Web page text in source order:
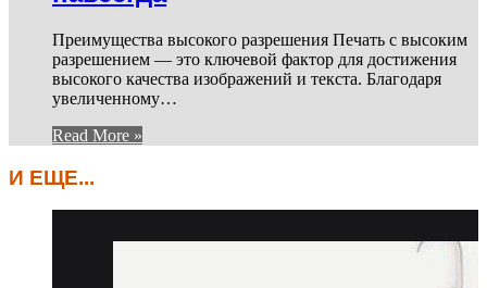
Преимущества высокого разрешения Печать с высоким
разрешением — это ключевой фактор для достижения
высокого качества изображений и текста. Благодаря
увеличенному…
Read More »
И ЕЩЕ...